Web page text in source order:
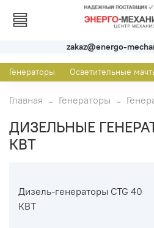
zakaz@energo-
Генераторы Осветительные
Главная Генераторы
ДИЗЕЛЬНЫЕ
КВТ
Дизель-генераторы CTG 40
КВТ